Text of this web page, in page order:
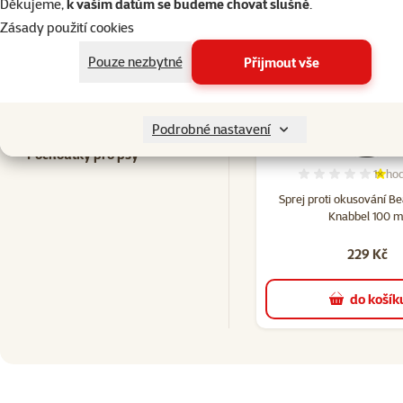
Děkujeme,k vašim datům se budeme chovat slušně.
Zásady použití cookies
Pouze nezbytné
Přijmout vše
Podrobné nastavení
Často spolu kupujete
Pochoutky pro psy
Sprej proti okusování
Knabbel 100
1×
229 Kč
do